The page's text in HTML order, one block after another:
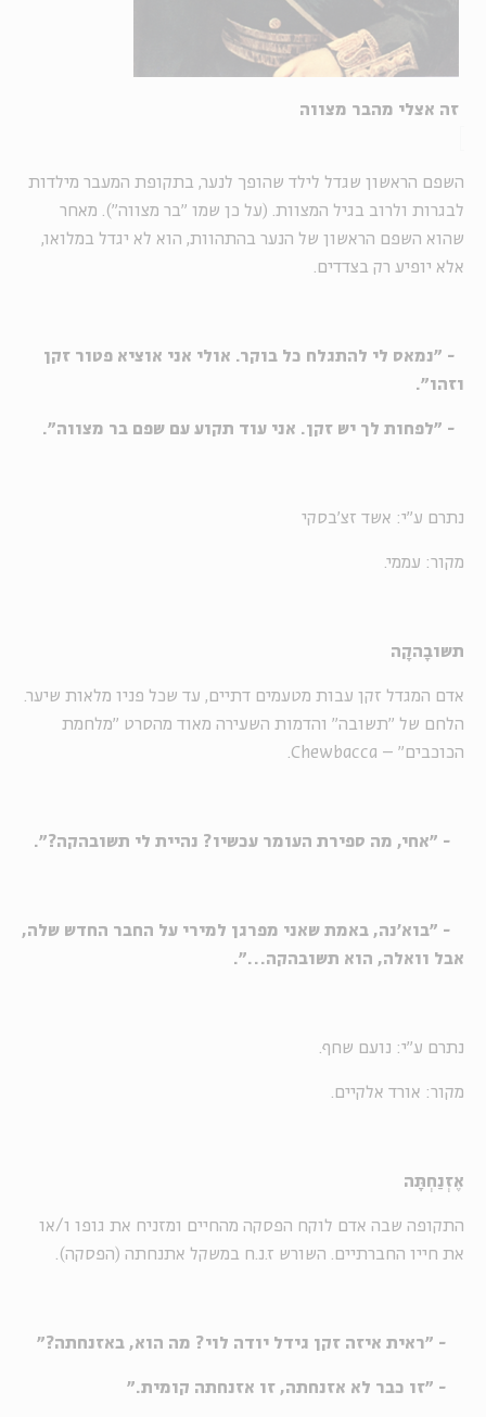
זה אצלי מהבר מצווה
השפם הראשון שגדל לילד שהופך לנער, בתקופת המעבר מילדות
לבגרות ולרוב בגיל המצוות. (על כן שמו "בר מצווה"). מאחר
שהוא השפם הראשון של הנער בהתהוות, הוא לא יגדל במלואו,
אלא יופיע רק בצדדים.
- "נמאס לי להתגלח כל בוקר. אולי אני אוציא פטור זקן
וזהו".
- "לפחות לך יש זקן. אני עוד תקוע עם שפם בר מצווה".
נתרם ע"י: אשד זצ'בסקי
מקור: עממי.
תשובָהקָה
אדם המגדל זקן עבות מטעמים דתיים, עד שכל פניו מלאות שיער.
הלחם של "תשובה" והדמות השעירה מאוד מהסרט "מלחמת
הכוכבים" – Chewbacca.
- "אחי, מה ספירת העומר עכשיו? נהיית לי תשובהקה?".
- "בוא'נה, באמת שאני מפרגן למירי על החבר החדש שלה,
אבל וואלה, הוא תשובהקה…".
נתרם ע"י: נועם שחף.
מקור: אורד אלקיים.
אֶזְנַחְתָּה
התקופה שבה אדם לוקח הפסקה מהחיים ומזניח את גופו ו/או
את חייו החברתיים. השורש ז.נ.ח במשקל אתנחתה (הפסקה).
- "ראית איזה זקן גידל יודה לוי? מה הוא, באזנחתה?"
- "זו כבר לא אזנחתה, זו אזנחתה קומית."